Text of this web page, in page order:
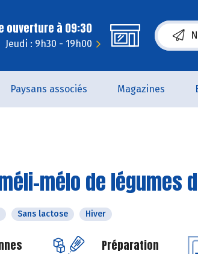
ouverture à 09:30
Jeudi : 9h30 - 19h00 (s’ouvre
Paysans associés Magazines
mélo de légumes
Sans lactose Hiver
Préparation